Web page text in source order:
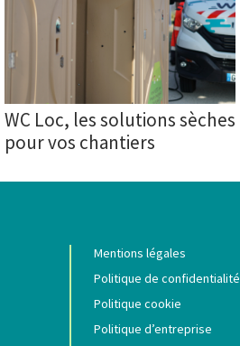
WC Loc, les solutions sèches
pour vos chantiers
Mentions légales
Politique de confidentialité
Politique cookie
Politique d’entreprise